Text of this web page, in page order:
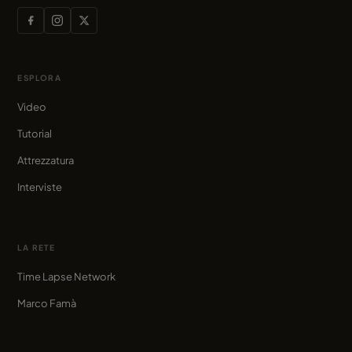
ESPLORA
Video
Tutorial
Attrezzatura
Interviste
LA RETE
Time Lapse Network
Marco Famà